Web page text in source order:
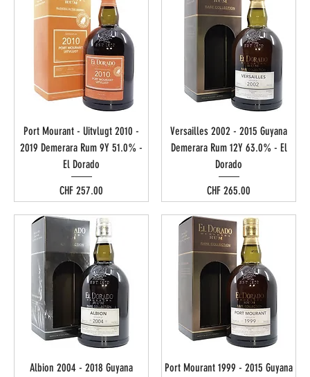
Port Mourant - Uitvlugt 2010 -
2019 Demerara Rum 9Y 51.0% -
El Dorado
Preis
CHF 257.00
Versailles 2002 - 2015 Guyana
Demerara Rum 12Y 63.0% - El
Dorado
Preis
CHF 265.00
Albion 2004 - 2018 Guyana
Port Mourant 1999 - 2015 Guyana